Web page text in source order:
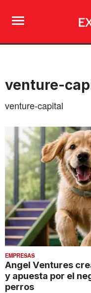
venture-
venture-capital
EMPRESAS
Angel Ventures
y apuesta por el
perros